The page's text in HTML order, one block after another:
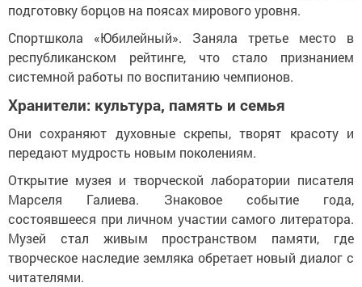
подготовку борцов на поясах мирового уровня.
Спортшкола «Юбилейный». Заняла третье место в
республиканском рейтинге, что стало признанием
системной работы по воспитанию чемпионов.
Хранители: культура, память и семья
Они сохраняют духовные скрепы, творят красоту и
передают мудрость новым поколениям.
Открытие музея и творческой лаборатории писателя
Марселя Галиева. Знаковое событие года,
состоявшееся при личном участии самого литератора.
Музей стал живым пространством памяти, где
творческое наследие земляка обретает новый диалог с
читателями.